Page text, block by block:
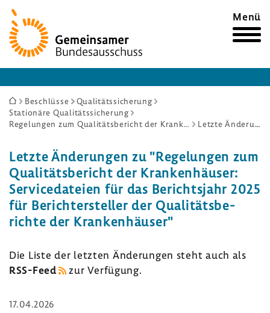
Zur
Startseite
Menü
Sie
sind
hier:
Beschlüsse
Qualitätssicherung
Stationäre Qualitätssicherung
Regelungen zum Qualitätsbericht der Krankenhäuser: Servicedateien für das Berichtsjahr 2025 für Berichtersteller der Qualitätsberichte der Krankenhäuser
Letzte Änderungen
Letzte Ände­rungen zu "Rege­lungen zum
Quali­täts­be­richt der Kran­ken­häuser:
Servi­ce­da­teien für das Berichts­jahr 2025
für Berich­t­er­steller der Quali­täts­be­
richte der Kran­ken­häuser"
Die Liste der letzten Ände­rungen steht auch als
RSS-​Feed
zur Verfü­gung.
17.04.2026